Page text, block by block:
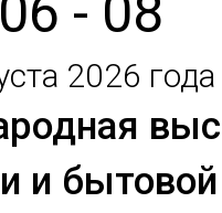
06 - 08
2026 года
и